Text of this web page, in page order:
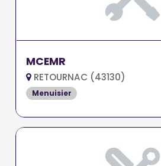
MCEMR
RETOURNAC (43130)
Menuisier